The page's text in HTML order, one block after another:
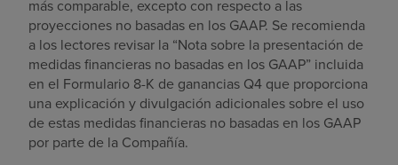
más comparable, excepto con respecto a las
proyecciones no basadas en los GAAP. Se recomienda
a los lectores revisar la “Nota sobre la presentación de
medidas financieras no basadas en los GAAP” incluida
en el Formulario 8-K de ganancias Q4 que proporciona
una explicación y divulgación adicionales sobre el uso
de estas medidas financieras no basadas en los GAAP
por parte de la Compañía.